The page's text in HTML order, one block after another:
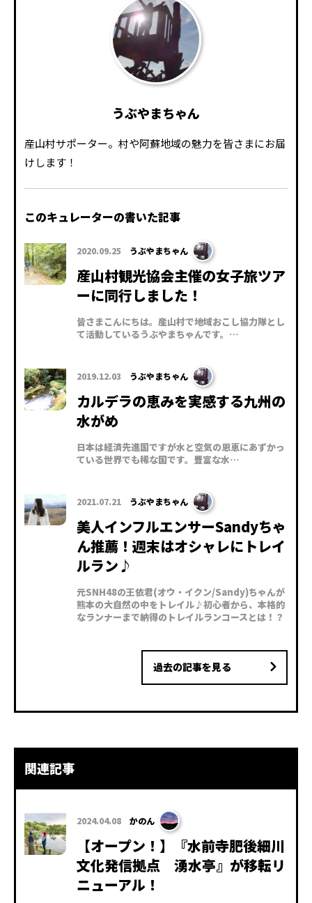
うぶやまちゃん
産山村サポーター。村や阿蘇地域の魅力を皆さまにお届
けします！
このキュレーターの書いた記事
2020.09.25 うぶやまちゃん
産山村観光協会主催の女子旅ツア
ーに同行しました！
皆さまこんにちは。産山村で地域おこし協力隊とし
て活動しているうぶやまちゃんです。…
2019.12.03 うぶやまちゃん
カルデラの恵みを実感する九州の
水がめ
日本は経済先進国ですが水と空気の恩恵にあずかっ
ている世界でも稀な国です。豊富な水…
2021.07.21 うぶやまちゃん
美人インフルエンサーSandyちゃ
ん推薦！週末はオシャレにトレイ
ルラン♪
元SNH48の王依君(オウ・イクン/Sandy)ちゃんが
熊本の大自然の中をトレイル♪初心者から、本格的
なランナーまで納得のトレイルランコースとは！？
過去の記事を見る
関連記事
2024.04.08 かのん
【オープン！】『水前寺肥後細川
文化発信拠点 湧水亭』が移転リ
ニューアル！